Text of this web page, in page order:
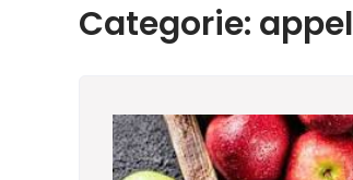
Categorie: appel